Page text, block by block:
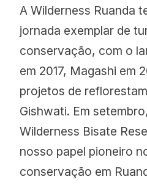
A Wilderness Ruanda
jornada exemplar de
conservação, com o
em 2017, Magashi em
projetos de
Gishwati. Em
Wilderness Bisate
nosso papel pioneiro
conservação em